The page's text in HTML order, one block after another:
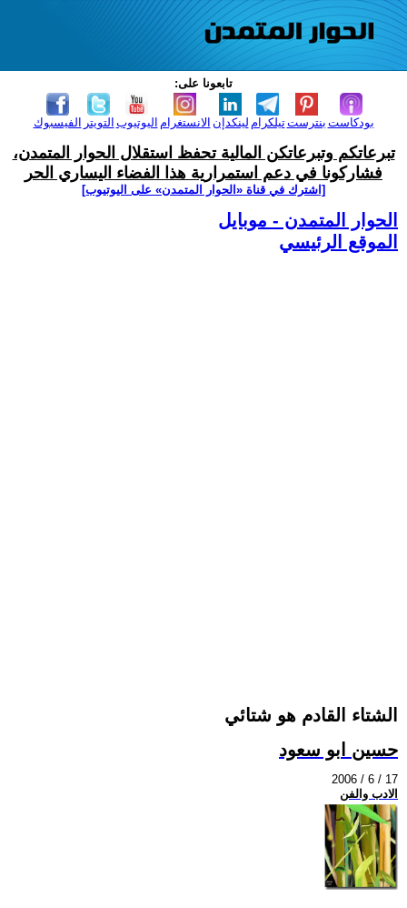
تابعونا على:
الفيسبوك التويتر اليوتيوب الانستغرام لينكدإن تيلكرامبنترست بودكاست
تبرعاتكم وتبرعاتكن المالية تحفظ استقلال الحوار المتمدن،
فشاركونا في دعم استمرارية هذا الفضاء اليساري الحر
[اشترك في قناة ‫«الحوار المتمدن» على اليوتيوب]
الحوار المتمدن - موبايل
الموقع الرئيسي
الشتاء القادم هو شتائي
حسين ابو سعود
2006 / 6 / 17
الادب والفن